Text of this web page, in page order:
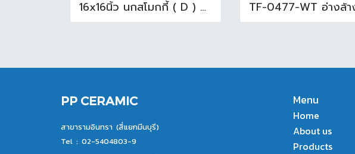
16x16นิ้ว นกสโมกกี้ ( D ) A (Pack6)
PP CERAMIC
สาขารามอินทรา (สี่แยกมีนบุรี)
Tel : 02-5404803-9
Menu
Home
About us
Products